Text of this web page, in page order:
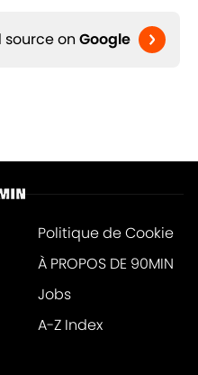
on Google
Politique de Cookie
À PROPOS DE 90MIN
Jobs
A-Z Index